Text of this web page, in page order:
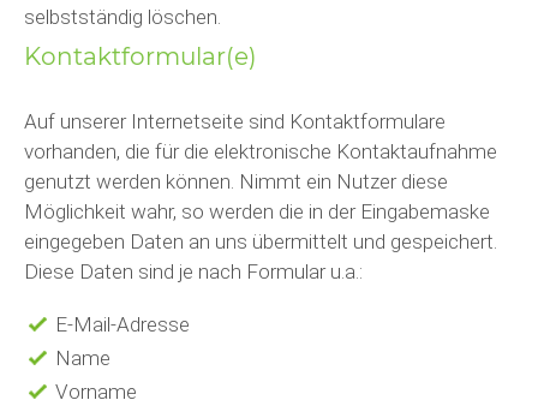
selbstständig löschen.
Kontaktformular(e)
Auf unserer Internetseite sind Kontaktformulare
vorhanden, die für die elektronische Kontaktaufnahme
genutzt werden können. Nimmt ein Nutzer diese
Möglichkeit wahr, so werden die in der Eingabemaske
eingegeben Daten an uns übermittelt und gespeichert.
Diese Daten sind je nach Formular u.a.:
E-Mail-Adresse
Name
Vorname